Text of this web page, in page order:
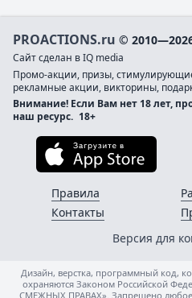
PROACTIONS.ru ©
Сайт сделан в IQ media
Промо-акции, призы,
рекламные акции, викторины,
Внимание! Если Вам нет 18 лет,
наш ресурс. 18+
Правила
Контакты
Версия для
Дизайн, верстка, программный код,
охраняются Законом Российской
СМЕЖНЫХ ПРАВАХ». Запрещено любое